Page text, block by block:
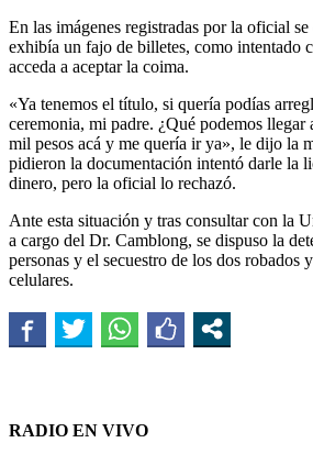
En las imágenes registradas por la oficial
exhibía un fajo de billetes, como intentado
acceda a aceptar la coima.
«Ya tenemos el título, si quería podías
ceremonia, mi padre. ¿Qué podemos llegar
mil pesos acá y me quería ir ya», le dijo la
pidieron la documentación intentó darle la
dinero, pero la oficial lo rechazó.
Ante esta situación y tras consultar con la
a cargo del Dr. Camblong, se dispuso la
personas y el secuestro de los dos robados
celulares.
RADIO EN VIVO